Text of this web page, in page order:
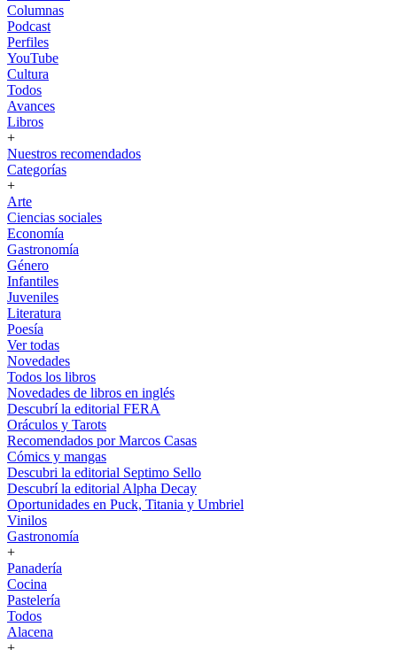
Columnas
Podcast
Perfiles
YouTube
Cultura
Todos
Avances
Libros
+
Nuestros recomendados
Categorías
+
Arte
Ciencias sociales
Economía
Gastronomía
Género
Infantiles
Juveniles
Literatura
Poesía
Ver todas
Novedades
Todos los libros
Novedades de libros en inglés
Descubrí la editorial FERA
Oráculos y Tarots
Recomendados por Marcos Casas
Cómics y mangas
Descubri la editorial Septimo Sello
Descubrí la editorial Alpha Decay
Oportunidades en Puck, Titania y Umbriel
Vinilos
Gastronomía
+
Panadería
Cocina
Pastelería
Todos
Alacena